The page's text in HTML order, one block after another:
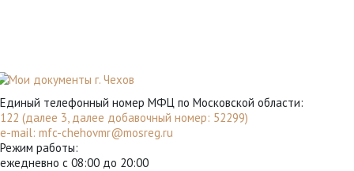
Единый телефонный номер МФЦ по Московской области:
122 (далее 3, далее добавочный номер: 52299)
e-mail: mfc-chehovmr@mosreg.ru
Режим работы:
ежедневно с 08:00 до 20:00